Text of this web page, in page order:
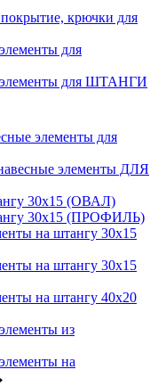
крючки для
для
для ШТАНГИ
элементы для
элементы ДЛЯ
30х15 (ОВАЛ)
30х15 (ПРОФИЛЬ)
на штангу 30х15
на штангу 30х15
на штангу 40х20
из
на